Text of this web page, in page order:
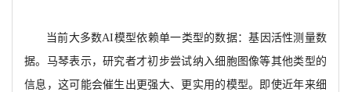
当前大多数AI模型依赖单一类型的数据：基因活性测量数
据。马琴表示，研究者才初步尝试纳入细胞图像等其他类型的
信息，这可能会催生出更强大、更实用的模型。即使近年来细